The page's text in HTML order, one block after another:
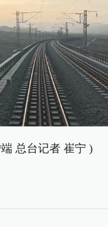
总台记者 崔宁 )